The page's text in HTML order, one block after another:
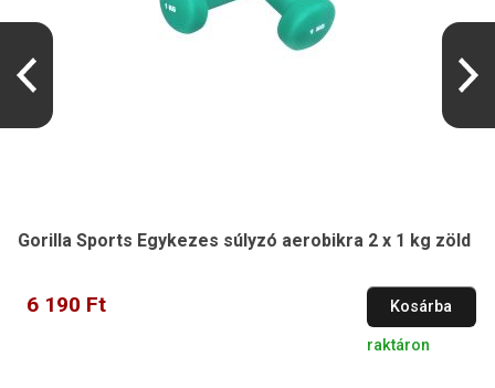
Gorilla Sports Egykezes súlyzó aerobikra 2 x 1 kg zöld
6 190 Ft Kosárba
raktáron